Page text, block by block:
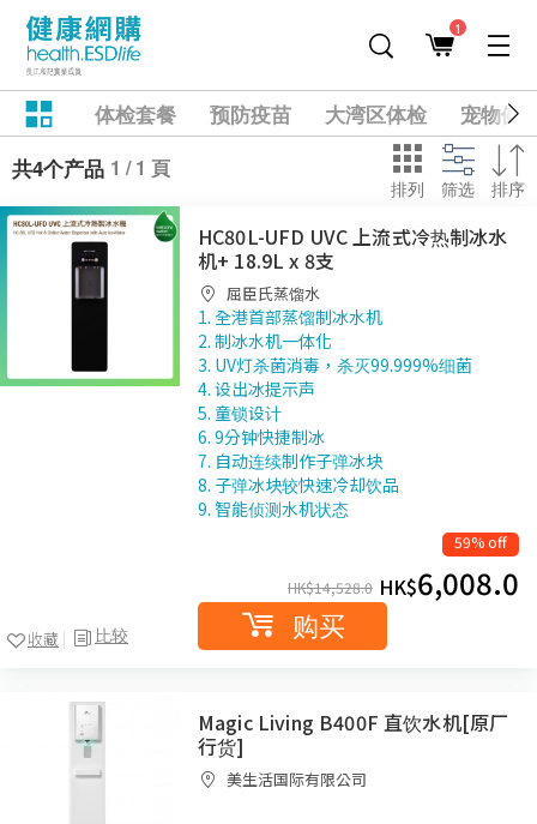
1
体检套餐 预防疫苗 大湾区体检
宠物健
共4个产品 1 / 1 頁
排列 筛选 排序
比较
收藏
HC80L-UFD UVC 上流式冷热制冰水
机+ 18.9L x 8支
屈臣氏蒸馏水
1. 全港首部蒸馏制冰水机
2. 制冰水机一体化
3. UV灯杀菌消毒，杀灭99.999%细菌
4. 设出冰提示声
5. 童锁设计
6. 9分钟快捷制冰
7. 自动连续制作子弹冰块
8. 子弹冰块较快速冷却饮品
9. 智能侦测水机状态
59% off
HK$14,528.0 HK$6,008.0
购买
Magic Living B400F 直饮水机[原厂
行货]
美生活国际有限公司